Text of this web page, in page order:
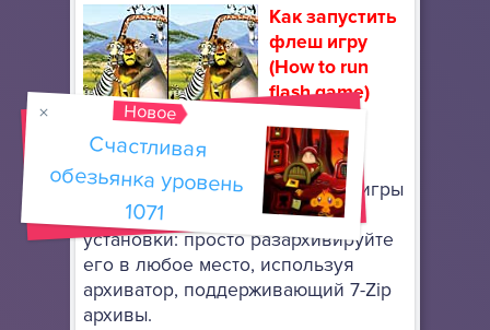
Как запустить
флеш игру
(How to run
flash game)
Скачайте
портативный браузер Mozilla
Firefox, чтобы запускать флеш игры
онлайн. Он не требует особой
установки: просто разархивируйте
его в любое место, используя
архиватор, поддерживающий 7-Zip
архивы.
Новое
Счастливая
обезьянка уровень
1071